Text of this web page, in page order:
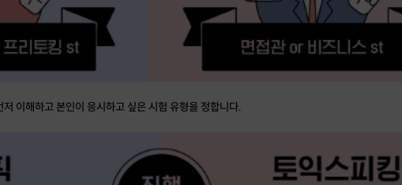
이해하고 본인이 응시하고 싶은 시험 유형을 정합니다.